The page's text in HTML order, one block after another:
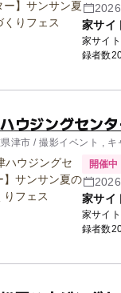
家サイ
家サイト
録者数
ハウジングセン
津市 / 撮影イベント , キ
開催中
家サイ
家サイト
録者数